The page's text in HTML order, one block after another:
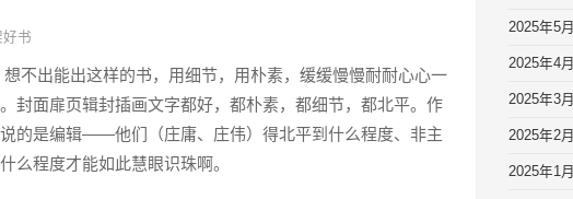
好书
不出能出这样的书，用细节，用朴素，缓缓慢慢耐耐心心一
封面扉页辑封插画文字都好，都朴素，都细节，都北平。作
的是编辑——他们（庄庸、庄伟）得北平到什么程度、非主
么程度才能如此慧眼识珠啊。
2025年5月
2025年4月
2025年3月
2025年2月
2025年1月